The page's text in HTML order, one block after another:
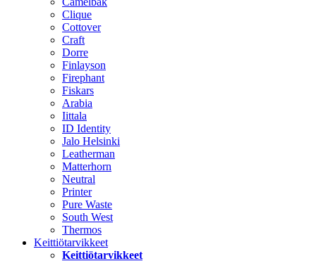
Clique
Cottover
Craft
Dorre
Finlayson
Firephant
Fiskars
Arabia
Iittala
ID Identity
Jalo Helsinki
Leatherman
Matterhorn
Neutral
Printer
Pure Waste
South West
Thermos
Keittiötarvikkeet
Keittiötarvikkeet